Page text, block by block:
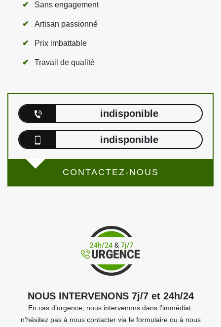
Sans engagement
Artisan passionné
Prix imbattable
Travail de qualité
indisponible
indisponible
CONTACTEZ-NOUS
NOUS INTERVENONS 7j/7 et 24h/24
En cas d’urgence, nous intervenons dans l’immédiat,
n’hésitez pas à nous contacter via le formulaire ou à nous